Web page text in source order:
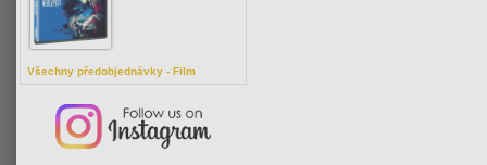
Všechny předobjednávky - Film